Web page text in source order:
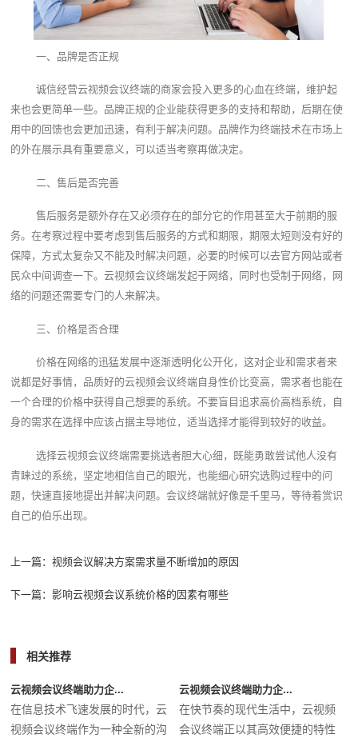
一、品牌是否正规
诚信经营云视频会议终端的商家会投入更多的心血在终端，维护起
来也会更简单一些。品牌正规的企业能获得更多的支持和帮助，后期在使
用中的回馈也会更加迅速，有利于解决问题。品牌作为终端技术在市场上
的外在展示具有重要意义，可以适当考察再做决定。
二、售后是否完善
售后服务是额外存在又必须存在的部分它的作用甚至大于前期的服
务。在考察过程中要考虑到售后服务的方式和期限，期限太短则没有好的
保障，方式太复杂又不能及时解决问题，必要的时候可以去官方网站或者
民众中间调查一下。云视频会议终端发起于网络，同时也受制于网络，网
络的问题还需要专门的人来解决。
三、价格是否合理
价格在网络的迅猛发展中逐渐透明化公开化，这对企业和需求者来
说都是好事情，品质好的云视频会议终端自身性价比变高，需求者也能在
一个合理的价格中获得自己想要的系统。不要盲目追求高价高档系统，自
身的需求在选择中应该占据主导地位，适当选择才能得到较好的收益。
选择云视频会议终端需要挑选者胆大心细，既能勇敢尝试他人没有
青睐过的系统，坚定地相信自己的眼光，也能细心研究选购过程中的问
题，快速直接地提出并解决问题。会议终端就好像是千里马，等待着赏识
自己的伯乐出现。
上一篇：视频会议解决方案需求量不断增加的原因
下一篇：影响云视频会议系统价格的因素有哪些
相关推荐
云视频会议终端助力企...
在信息技术飞速发展的时代，云
视频会议终端作为一种全新的沟
云视频会议终端助力企...
在快节奏的现代生活中，云视频
会议终端正以其高效便捷的特性